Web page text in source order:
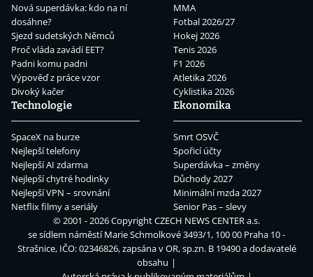
Nová superdávka: kdo na ní
dosáhne?
Sjezd sudetských Němců
Proč vláda zavádí EET?
Padni komu padni
Výpověď z práce vzor
Divoký kačer
MMA
Fotbal 2026/27
Hokej 2026
Tenis 2026
F1 2026
Atletika 2026
Cyklistika 2026
Technologie
SpaceX na burze
Nejlepší telefony
Nejlepší AI zdarma
Nejlepší chytré hodinky
Nejlepší VPN – srovnání
Netflix filmy a seriály
Ekonomika
Smrt OSVČ
Spořicí účty
Superdávka – změny
Důchody 2027
Minimální mzda 2027
Senior Pas – slevy
© 2001 - 2026 CopyrightCZECH NEWS CENTER a.s.
se sídlem náměstí Marie Schmolkové 3493/1, 100 00 Praha 10 -
Strašnice, IČO: 02346826, zapsána v OR, sp.zn. B 19490 a dodavatelé
obsahu